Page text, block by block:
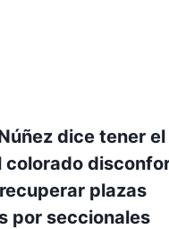
dice tener
colorado
plazas
por seccionales